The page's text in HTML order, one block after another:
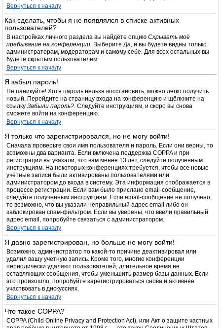
Вернуться к началу
Как сделать, чтобы я не появлялся в списке активных
пользователей?
В настройках личного раздела вы найдёте опцию Скрывать моё
пребывание на конференции. ВыберитеДа, и вы будете видны только
администраторам, модераторам и самому себе. Для всех остальных вы
будете скрытым пользователем.
Вернуться к началу
Я забыл пароль!
Не паникуйте! Хотя пароль нельзя восстановить, можно легко получить
новый. Перейдите на страницу входа на конференцию и щёлкните на
ссылку Забыли пароль?. Следуйте инструкциям, и скоро вы снова
сможете войти на конференцию.
Вернуться к началу
Я только что зарегистрировался, но не могу войти!
Сначала проверьте свои имя пользователя и пароль. Если они верны, то
возможны два варианта. Если включена поддержка COPPA и при
регистрации вы указали, что вам менее 13 лет, следуйте полученным
инструкциям. На некоторых конференциях требуется, чтобы все новые
учётные записи были активированы пользователями или
администратором до входа в систему. Эта информация отображается в
процессе регистрации. Если вам было прислано email-сообщение,
следуйте полученным инструкциям. Если email-сообщение не получено,
то возможно, что вы указали неправильный адрес email либо он
заблокирован спам-фильтром. Если вы уверены, что ввели правильный
адрес email, попробуйте связаться с администратором.
Вернуться к началу
Я давно зарегистрирован, но больше не могу войти!
Возможно, администратор по какой-то причине деактивировал или
удалил вашу учётную запись. Кроме того, многие конференции
периодически удаляют пользователей, длительное время не
оставляющих сообщения, чтобы уменьшить размер базы данных. Если
это произошло, попробуйте зарегистрироваться снова и активнее
участвовать в дискуссиях.
Вернуться к началу
Что такое COPPA?
COPPA (Child Online Privacy and Protection Act), или Акт о защите частных